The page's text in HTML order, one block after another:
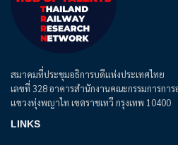
สมาคมที่ประชุมอธิการบดีแห่งประเทศไทย
เลขที่ 328 อาคารสำนักงานคณะกรรมการก
แขวงทุ่งพญาไท เขตราชเทวี กรุงเทพ 10400
LINKS